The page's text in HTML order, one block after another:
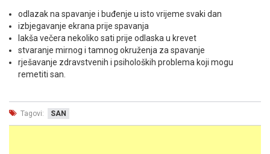
odlazak na spavanje i buđenje u isto vrijeme svaki dan
izbjegavanje ekrana prije spavanja
lakša večera nekoliko sati prije odlaska u krevet
stvaranje mirnog i tamnog okruženja za spavanje
rješavanje zdravstvenih i psiholoških problema koji mogu
remetiti san.
Tagovi: SAN